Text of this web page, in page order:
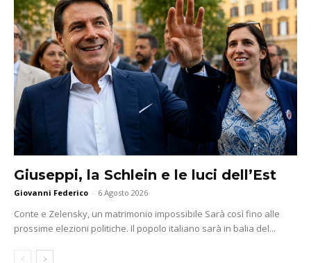
Giuseppi, la Schlein e le luci dell’Est
Giovanni Federico - 6 Agosto 2026
Conte e Zelensky, un matrimonio impossibile Sarà così fino alle
prossime elezioni politiche. Il popolo italiano sarà in balia del...